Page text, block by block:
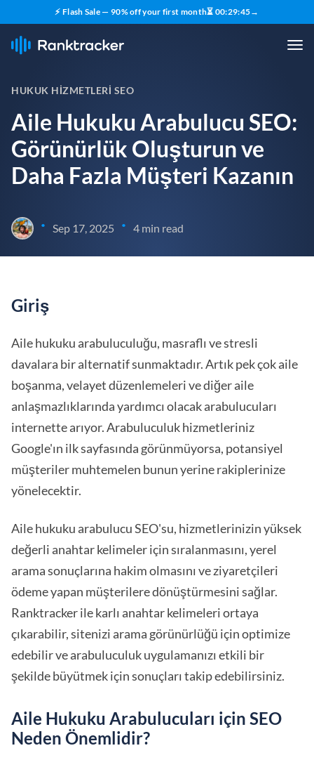
⚡ Flash Sale — 90% off your first month⏳ 00:29:44→
HUKUK HIZMETLERI SEO
Aile Hukuku Arabulucu SEO:
Görünürlük Oluşturun ve
Daha Fazla Müşteri Kazanın
• Sep 17, 2025 • 4 min read
Giriş
Aile hukuku arabuluculuğu, masraflı ve stresli
davalara bir alternatif sunmaktadır. Artık pek çok aile
boşanma, velayet düzenlemeleri ve diğer aile
anlaşmazlıklarında yardımcı olacak arabulucuları
internette arıyor. Arabuluculuk hizmetleriniz
Google'ın ilk sayfasında görünmüyorsa, potansiyel
müşteriler muhtemelen bunun yerine rakiplerinize
yönelecektir.
Aile hukuku arabulucu SEO'su, hizmetlerinizin yüksek
değerli anahtar kelimeler için sıralanmasını, yerel
arama sonuçlarına hakim olmasını ve ziyaretçileri
ödeme yapan müşterilere dönüştürmesini sağlar.
Ranktracker ile karlı anahtar kelimeleri ortaya
çıkarabilir, sitenizi arama görünürlüğü için optimize
edebilir ve arabuluculuk uygulamanızı etkili bir
şekilde büyütmek için sonuçları takip edebilirsiniz.
Aile Hukuku Arabulucuları için SEO
Neden Önemlidir?